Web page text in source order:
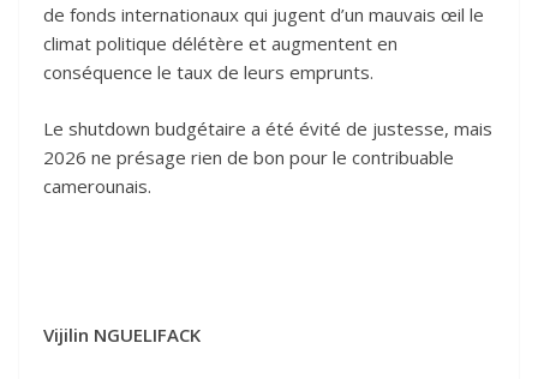
de fonds internationaux qui jugent d’un mauvais œil le
climat politique délétère et augmentent en
conséquence le taux de leurs emprunts.
Le shutdown budgétaire a été évité de justesse, mais
2026 ne présage rien de bon pour le contribuable
camerounais.
Vijilin NGUELIFACK